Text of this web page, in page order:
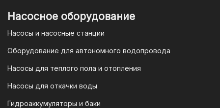
Насосное оборудование
Насосы и насосные станции
Оборудование для автономного водопровода
Насосы для теплого пола и отопления
Насосы для откачки воды
Гидроаккумуляторы и баки